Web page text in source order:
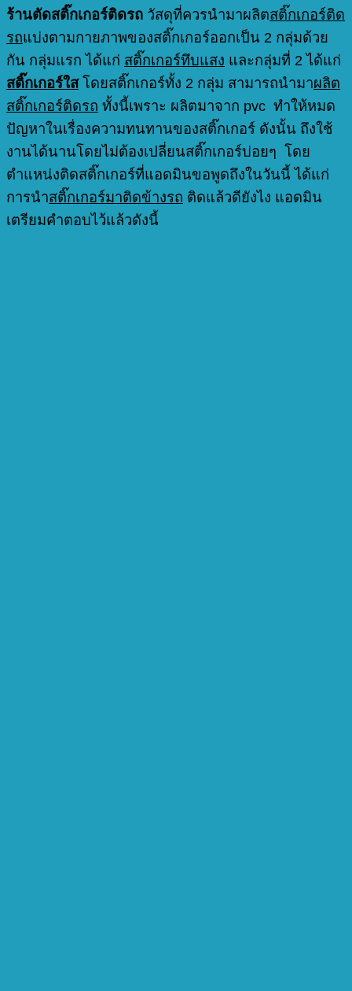
ร้านตัดสติ๊กเกอร์ติดรถ วัสดุที่ควรนำมาผลิตสติ๊กเกอร์ติด
รถแบ่งตามกายภาพของสติ๊กเกอร์ออกเป็น 2 กลุ่มด้วย
กัน กลุ่มแรก ได้แก่ สติ๊กเกอร์ทึบแสง และกลุ่มที่ 2 ได้แก่
สติ๊กเกอร์ใสโดยสติ๊กเกอร์ทั้ง 2 กลุ่ม สามารถนำมาผลิต
สติ๊กเกอร์ติดรถ ทั้งนี้เพราะ ผลิตมาจาก pvc ทำให้หมด
ปัญหาในเรื่องความทนทานของสติ๊กเกอร์ ดังนั้น ถึงใช้
งานได้นานโดยไม่ต้องเปลี่ยนสติ๊กเกอร์บ่อยๆ โดย
ตำแหน่งติดสติ๊กเกอร์ที่แอดมินขอพูดถึงในวันนี้ ได้แก่
การนำสติ๊กเกอร์มาติดข้างรถ ติดแล้วดียังไง แอดมิน
เตรียมคำตอบไว้แล้วดังนี้